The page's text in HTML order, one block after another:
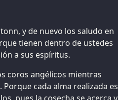
y de nuevo los saludo en
tienen dentro de ustedes
a sus espíritus.
coros angélicos mientras
cada alma realizada es